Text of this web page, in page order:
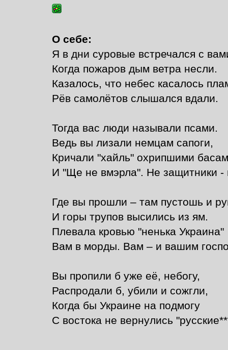
О себе:
Я в дни суровые встречался с
Когда пожаров дым ветра несли.
Казалось, что небес касалось
Рёв самолётов слышался вдали.
Тогда вас люди называли псами.
Ведь вы лизали немцам сапоги,
Кричали "хайль" охрипшими
И "Ще не вмэрла". Не защитники -
Где вы прошли – там пустошь и
И горы трупов высились из ям.
Плевала кровью "ненька Украина"
Вам в морды. Вам – и вашим
Вы пропили б уже её, небогу,
Распродали б, убили и сожгли,
Когда бы Украине на подмогу
С востока не вернулись